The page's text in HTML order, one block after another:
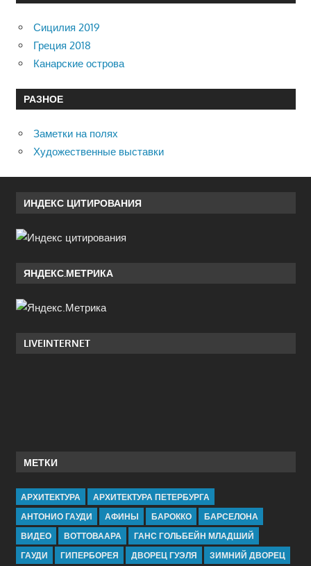
Сицилия 2019
Греция 2018
Канарские острова
РАЗНОЕ
Заметки на полях
Художественные выставки
ИНДЕКС ЦИТИРОВАНИЯ
ЯНДЕКС.МЕТРИКА
LIVEINTERNET
МЕТКИ
АРХИТЕКТУРА
АРХИТЕКТУРА ПЕТЕРБУРГА
АНТОНИО ГАУДИ
АФИНЫ БАРОККО
БАРСЕЛОНА
ВИДЕО
ВОТТОВААРА
ГАНС ГОЛЬБЕЙН МЛАДШИЙ
ГАУДИ
ГИПЕРБОРЕЯ ДВОРЕЦ ГУЭЛЯ ЗИМНИЙ ДВОРЕЦ